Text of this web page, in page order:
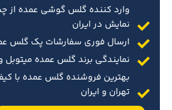
وارد کننده گلس گوشی عمده از
نمایش در ایران
ارسال فوری سفارشات پک گلس
نمایندگی برند گلس عمده میتوبل
بهترین فروشنده گلس عمده با
تهران و ایران